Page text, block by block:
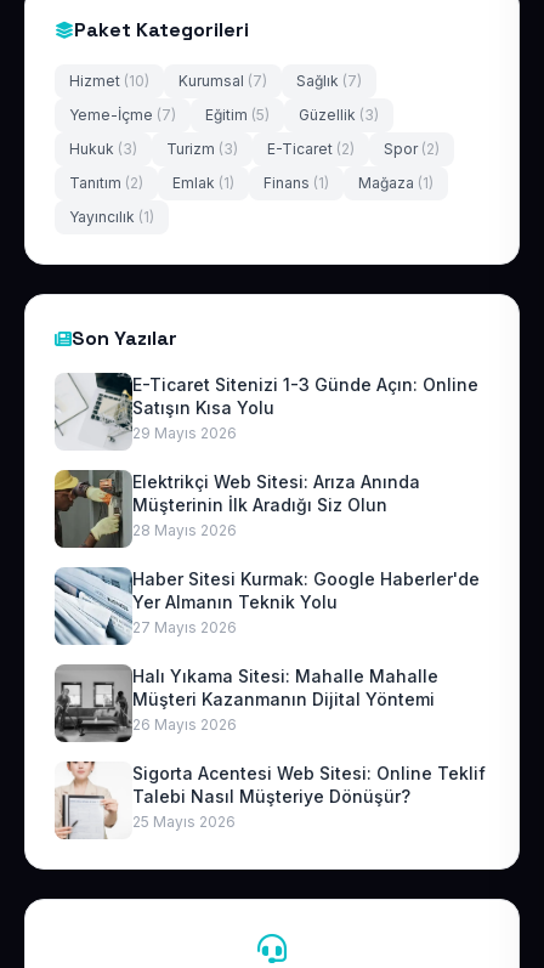
Paket Kategorileri
Hizmet (10) Kurumsal (7) Sağlık (7)
Yeme-İçme (7) Eğitim (5) Güzellik (3)
Hukuk (3) Turizm (3) E-Ticaret (2) Spor (2)
Tanıtım (2) Emlak (1) Finans (1) Mağaza (1)
Yayıncılık (1)
Son Yazılar
E-Ticaret Sitenizi 1-3 Günde Açın: Online
Satışın Kısa Yolu
29 Mayıs 2026
Elektrikçi Web Sitesi: Arıza Anında
Müşterinin İlk Aradığı Siz Olun
28 Mayıs 2026
Haber Sitesi Kurmak: Google Haberler'de
Yer Almanın Teknik Yolu
27 Mayıs 2026
Halı Yıkama Sitesi: Mahalle Mahalle
Müşteri Kazanmanın Dijital Yöntemi
26 Mayıs 2026
Sigorta Acentesi Web Sitesi: Online Teklif
Talebi Nasıl Müşteriye Dönüşür?
25 Mayıs 2026